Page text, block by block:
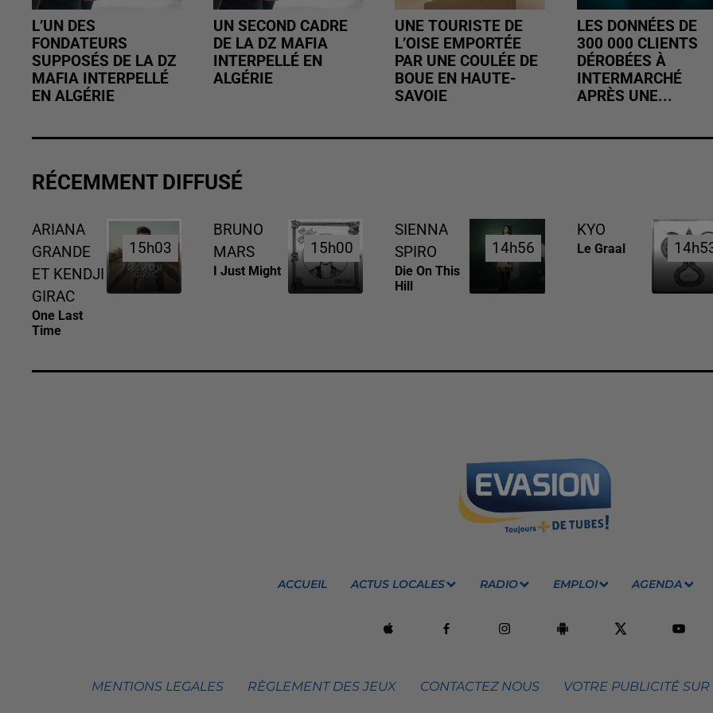
L’UN DES
FONDATEURS
SUPPOSÉS DE LA DZ
MAFIA INTERPELLÉ
EN ALGÉRIE
UN SECOND CADRE
DE LA DZ MAFIA
INTERPELLÉ EN
ALGÉRIE
UNE TOURISTE DE
L’OISE EMPORTÉE
PAR UNE COULÉE DE
BOUE EN HAUTE-
SAVOIE
LES DONNÉES DE
300 000 CLIENTS
DÉROBÉES À
INTERMARCHÉ
APRÈS UNE...
RÉCEMMENT DIFFUSÉ
ARIANA
GRANDE
ET KENDJI
GIRAC
One Last
Time
15h03
15h03
BRUNO
MARS
I Just Might
15h00
15h00
SIENNA
SPIRO
Die On This
Hill
14h56
14h56
KYO
Le Graal
ACCUEIL ACTUS LOCALES RADIO EMPLOI AGENDA
MENTIONS LEGALES RÈGLEMENT DES JEUX CONTACTEZ NOUS VOTRE PUBLICITÉ